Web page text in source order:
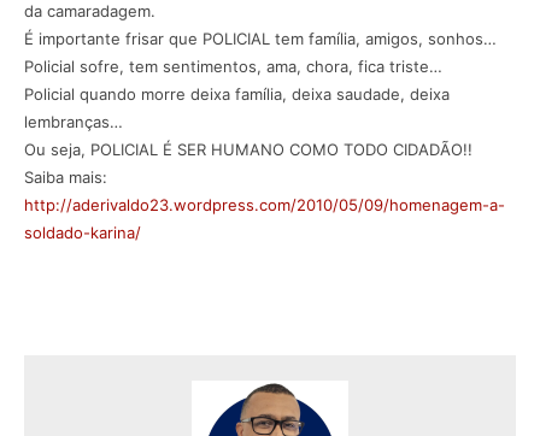
da camaradagem.
É importante frisar que POLICIAL tem família, amigos, sonhos…
Policial sofre, tem sentimentos, ama, chora, fica triste…
Policial quando morre deixa família, deixa saudade, deixa
lembranças…
Ou seja, POLICIAL É SER HUMANO COMO TODO CIDADÃO!!
Saiba mais:
http://aderivaldo23.wordpress.com/2010/05/09/homenagem-a-
soldado-karina/